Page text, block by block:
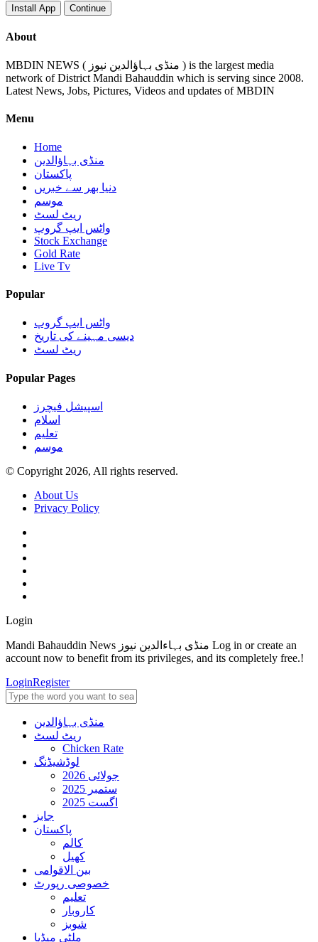
Install App Continue
About
MBDIN NEWS ( منڈی بہاؤالدین نیوز ) is the largest media
network of District Mandi Bahauddin which is serving since 2008.
Latest News, Jobs, Pictures, Videos and updates of MBDIN
Menu
Home
منڈی بہاؤالدین
پاکستان
دنیا بھر سے خبریں
موسم
ریٹ لسٹ
واٹس ایپ گروپ
Stock Exchange
Gold Rate
Live Tv
Popular
واٹس ایپ گروپ
دیسی مہینے کی تاریخ
ریٹ لسٹ
Popular Pages
اسپیشل فیچرز
اسلام
تعلیم
موسم
© Copyright 2026, All rights reserved.
About Us
Privacy Policy
Login
Mandi Bahauddin News منڈی بہاءالدین نیوز Log in or create an
account now to benefit from its privileges, and its completely free.!
LoginRegister
منڈی بہاؤالدین
ریٹ لسٹ
Chicken Rate
لوڈشیڈنگ
جولائی 2026
ستمبر 2025
اگست 2025
جابز
پاکستان
کالم
کھیل
بین الاقوامی
خصوصی رپورٹ
تعلیم
کاروبار
شوبز
ملٹی میڈیا